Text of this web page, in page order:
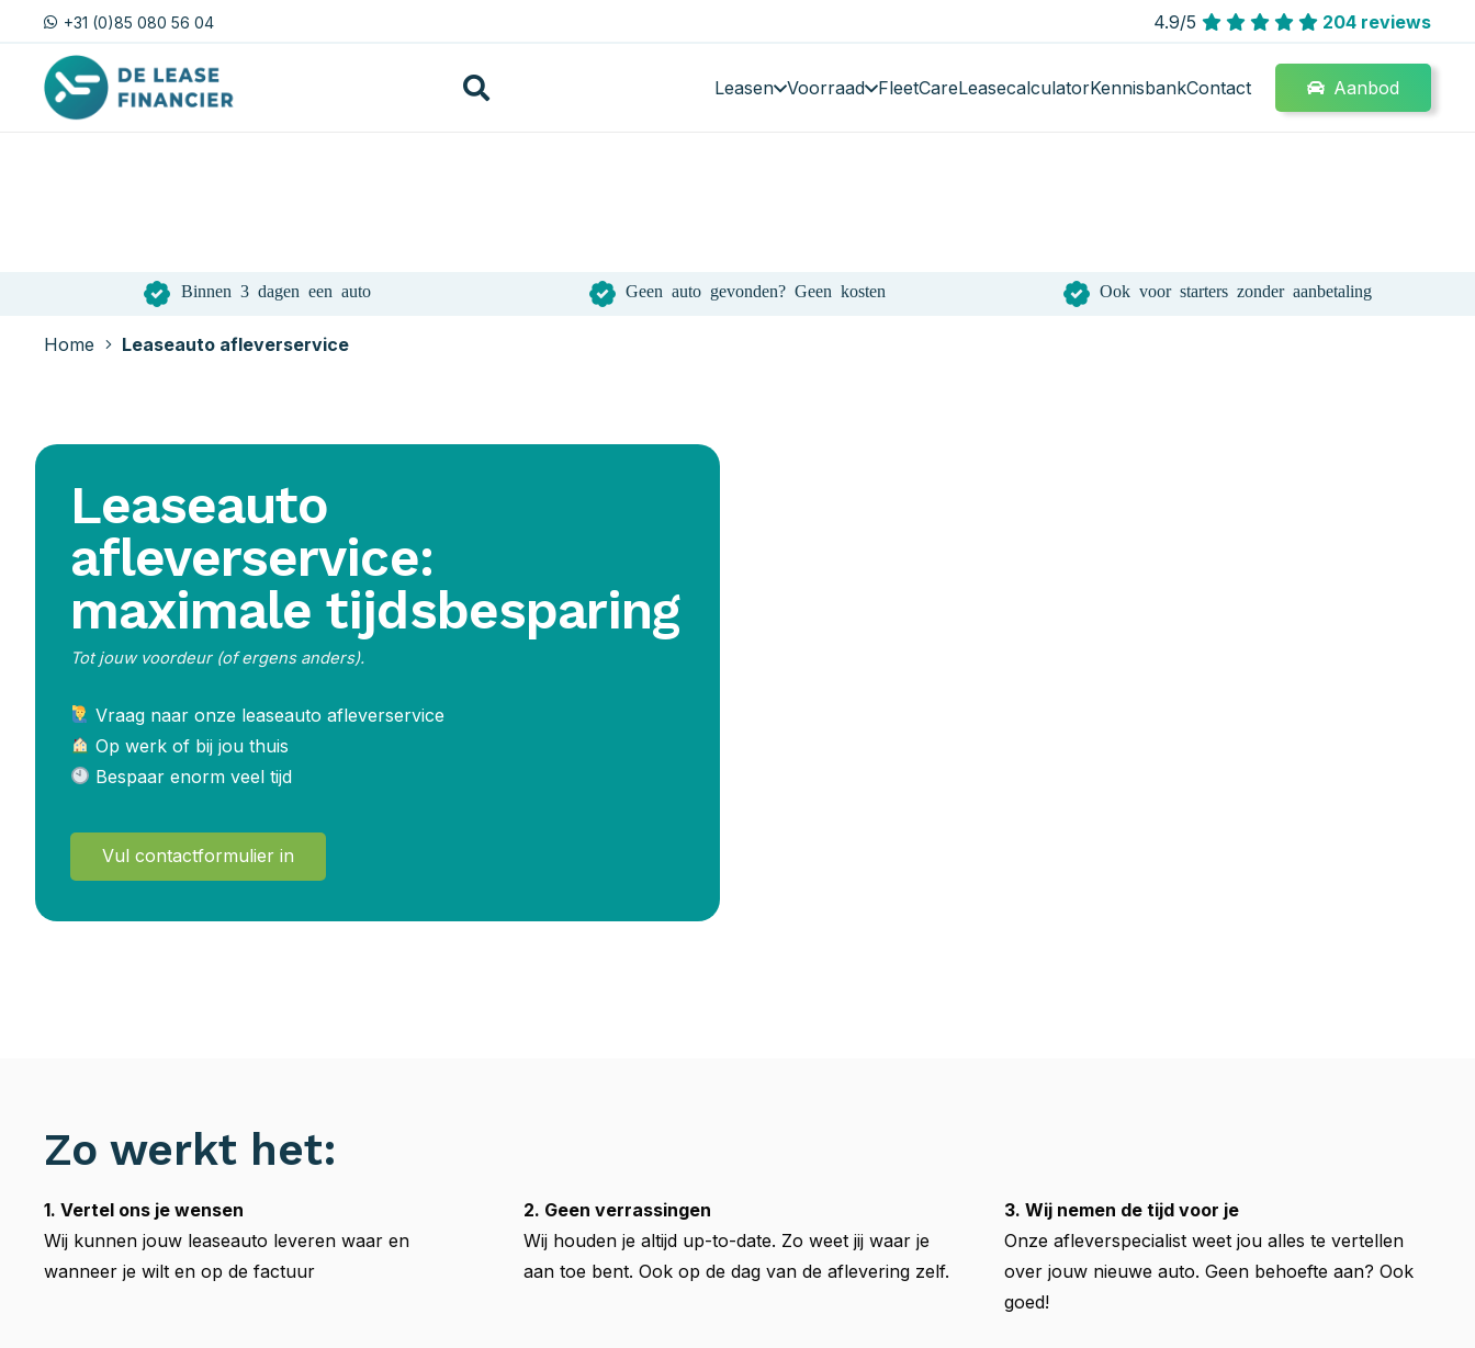
+31 (0)85 080 56 04 4.9/5 204 reviews
Leasen Voorraad FleetCareLeasecalculatorKennisbankContact Aanbod
Binnen 3 dagen een auto Geen auto gevonden? Geen kosten Ook voor starters zonder aanbetaling
Home Leaseauto afleverservice
Leaseauto
afleverservice:
maximale tijdsbesparing
Tot jouw voordeur (of ergens anders).
Vraag naar onze leaseauto afleverservice
Op werk of bij jou thuis
Bespaar enorm veel tijd
Vul contactformulier in
Zo werkt het:
1. Vertel ons je wensen
Wij kunnen jouw leaseauto leveren waar en
wanneer je wilt en op de factuur
2. Geen verrassingen
Wij houden je altijd up-to-date. Zo weet jij waar je
aan toe bent. Ook op de dag van de aflevering zelf.
3. Wij nemen de tijd voor je
Onze afleverspecialist weet jou alles te vertellen
over jouw nieuwe auto. Geen behoefte aan? Ook
goed!